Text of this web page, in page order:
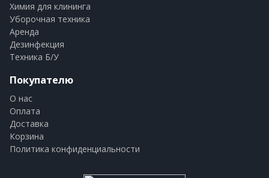
Химия для клининга
Уборочная техника
Аренда
Дезинфекция
Техника Б/У
Покупателю
О нас
Оплата
Доставка
Корзина
Политика конфиденциальности